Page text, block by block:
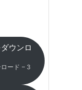
ウンロ
ード – 3